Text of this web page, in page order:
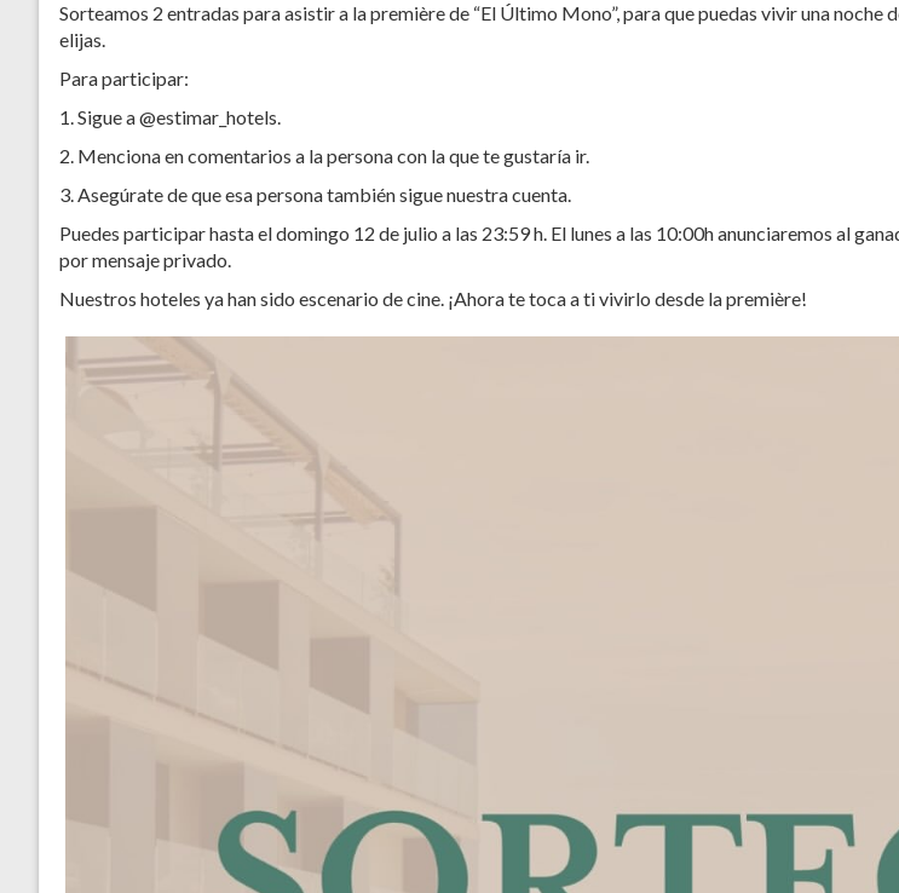
Sorteamos 2 entradas para asistir a la première de “El Último Mono”, para que puedas vivir una noche
elijas.
Para participar:
1. Sigue a @estimar_hotels.
2. Menciona en comentarios a la persona con la que te gustaría ir.
3. Asegúrate de que esa persona también sigue nuestra cuenta.
Puedes participar hasta el domingo 12 de julio a las 23:59 h. El lunes a las 10:00h anunciaremos al
por mensaje privado.
Nuestros hoteles ya han sido escenario de cine. ¡Ahora te toca a ti vivirlo desde la première!